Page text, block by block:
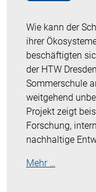
Wie kann der
ihrer
beschäftigten
der HTW
Sommerschule
weitgehend
Projekt zeigt
Forschung,
nachhaltige
Mehr …